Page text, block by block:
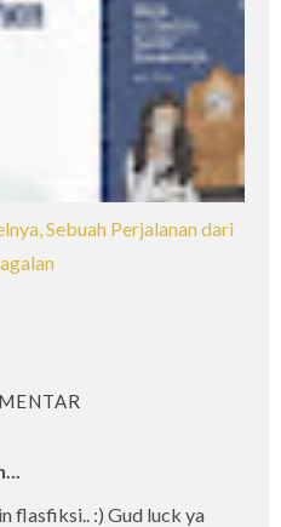
Sebuah Perjalanan dari
flasfiksi.. :) Gud luck ya